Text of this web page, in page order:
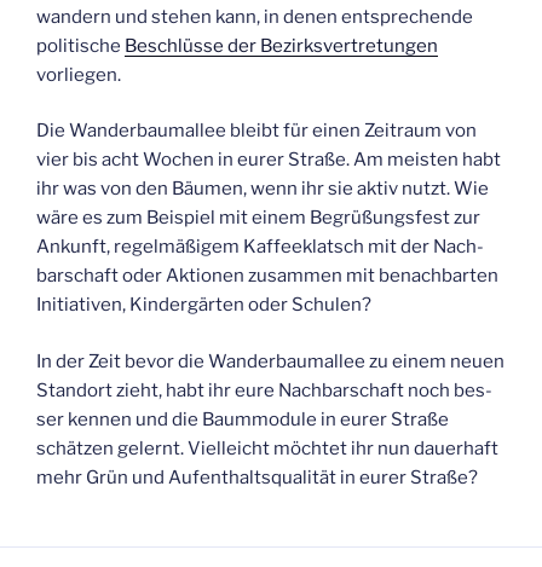
wan­dern und ste­hen kann, in denen ent­spre­chen­de
poli­ti­sche Beschlüs­se der Bezirks­ver­tre­tun­gen
vorliegen.
Die Wan­der­baum­al­lee bleibt für einen Zeit­raum von
vier bis acht Wochen in eurer Stra­ße. Am meis­ten habt
ihr was von den Bäu­men, wenn ihr sie aktiv nutzt. Wie
wäre es zum Bei­spiel mit einem Begrü­ßungs­fest zur
Ankunft, regel­mä­ßi­gem Kaf­fee­klatsch mit der Nach­
bar­schaft oder Aktio­nen zusam­men mit benach­bar­ten
Initia­ti­ven, Kin­der­gär­ten oder Schulen?
In der Zeit bevor die Wan­der­baum­al­lee zu einem neu­en
Stand­ort zieht, habt ihr eure Nach­bar­schaft noch bes­
ser ken­nen und die Baum­mo­du­le in eurer Stra­ße
schät­zen gelernt. Viel­leicht möch­tet ihr nun dau­er­haft
mehr Grün und Auf­ent­halts­qua­li­tät in eurer Straße?